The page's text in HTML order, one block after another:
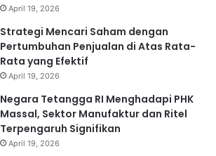
April 19, 2026
Strategi Mencari Saham dengan
Pertumbuhan Penjualan di Atas Rata-
Rata yang Efektif
April 19, 2026
Negara Tetangga RI Menghadapi PHK
Massal, Sektor Manufaktur dan Ritel
Terpengaruh Signifikan
April 19, 2026